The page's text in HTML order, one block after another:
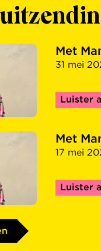
Met
31 mei
Luister
Met
17 mei
Luister